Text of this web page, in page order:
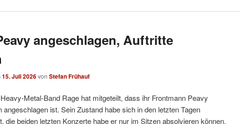
angeschlagen, Auftritte
15. Juli 2026von Stefan Frühauf
Metal-Band Rage hat mitgeteilt, dass ihr Frontmann Peavy
angeschlagen ist. Sein Zustand habe sich in den letzten Tagen
die beiden letzten Konzerte habe er nur im Sitzen absolvieren können.